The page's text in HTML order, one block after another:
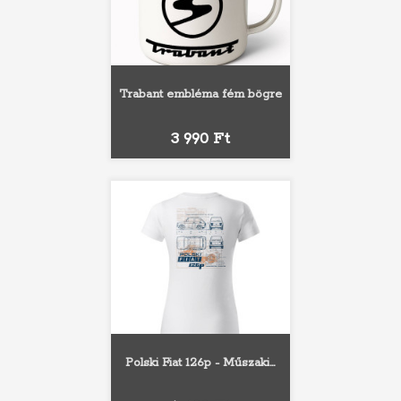
Trabant embléma fém bögre
Ár
3 990 Ft
Polski Fiat 126p - Műszaki...